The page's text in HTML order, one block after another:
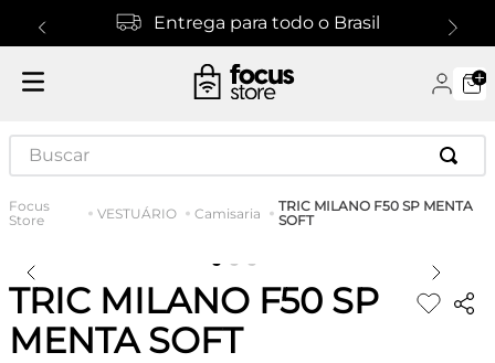
Entrega para todo o Brasil
Buscar
VESTUÁRIO Camisaria
TRIC MILANO F50 SP MENTA
SOFT
TRIC MILANO F50 SP
MENTA SOFT